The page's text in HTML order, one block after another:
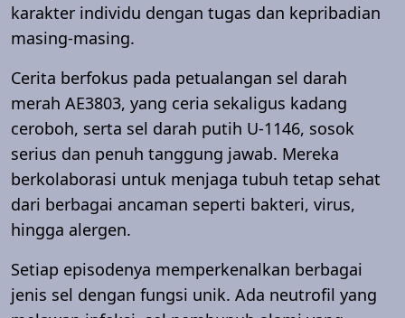
karakter individu dengan tugas dan kepribadian
masing-masing.
Cerita berfokus pada petualangan sel darah
merah AE3803, yang ceria sekaligus kadang
ceroboh, serta sel darah putih U-1146, sosok
serius dan penuh tanggung jawab. Mereka
berkolaborasi untuk menjaga tubuh tetap sehat
dari berbagai ancaman seperti bakteri, virus,
hingga alergen.
Setiap episodenya memperkenalkan berbagai
jenis sel dengan fungsi unik. Ada neutrofil yang